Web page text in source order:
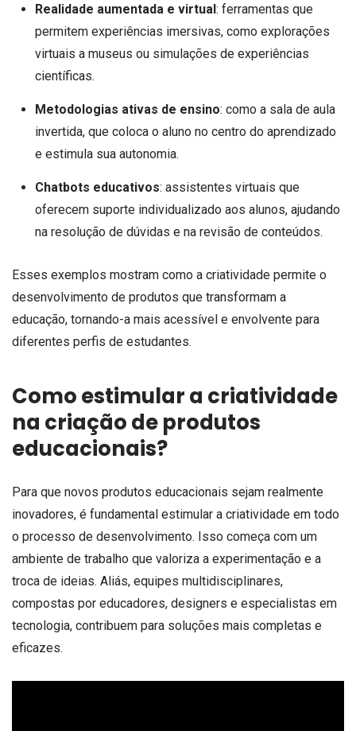
Realidade aumentada e virtual: ferramentas que
permitem experiências imersivas, como explorações
virtuais a museus ou simulações de experiências
científicas.
Metodologias ativas de ensino: como a sala de aula
invertida, que coloca o aluno no centro do aprendizado
e estimula sua autonomia.
Chatbots educativos: assistentes virtuais que
oferecem suporte individualizado aos alunos, ajudando
na resolução de dúvidas e na revisão de conteúdos.
Esses exemplos mostram como a criatividade permite o
desenvolvimento de produtos que transformam a
educação, tornando-a mais acessível e envolvente para
diferentes perfis de estudantes.
Como estimular a criatividade
na criação de produtos
educacionais?
Para que novos produtos educacionais sejam realmente
inovadores, é fundamental estimular a criatividade em todo
o processo de desenvolvimento. Isso começa com um
ambiente de trabalho que valoriza a experimentação e a
troca de ideias. Aliás, equipes multidisciplinares,
compostas por educadores, designers e especialistas em
tecnologia, contribuem para soluções mais completas e
eficazes.